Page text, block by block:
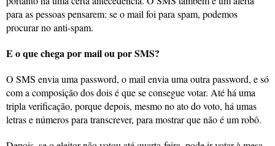
para as pessoas pensarem: se o mail foi para spam, podemos
procurar no anti-spam.
E o que chega por mail ou por SMS?
O SMS envia uma password, o mail envia uma outra password, e só
com a composição dos dois é que se consegue votar. Até há uma
tripla verificação, porque depois, mesmo no ato do voto, há umas
letras e números para transcrever, para mostrar que não é um robô.